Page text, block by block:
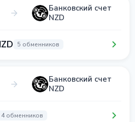
Банковский счет
NZD
5 обменников
Банковский счет
NZD
4 обменников